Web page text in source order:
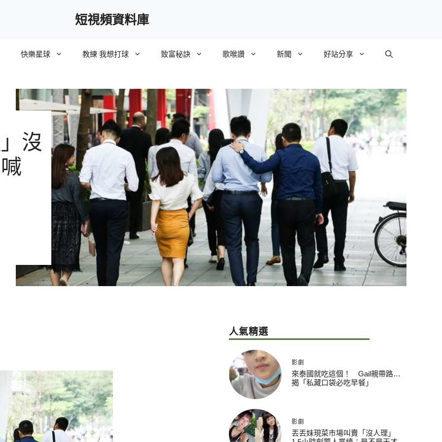
短視頻資料庫
快樂星球 教練 我想打球 致富秘訣 歌喉讚 新聞 好站分享
沒
人氣精選
影劇
來泰國就吃這個！ Gail親帶路…
揭「私藏口袋必吃早餐」
影劇
丟丟妹現菜市場叫賣「沒人理」